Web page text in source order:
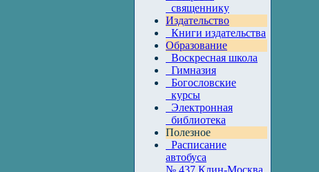
священнику
Издательство
Книги издательства
Образование
Воскресная школа
Гимназия
Богословские
курсы
Электронная
библиотека
Полезное
Расписание
автобуса
№ 437 Клин-Москва